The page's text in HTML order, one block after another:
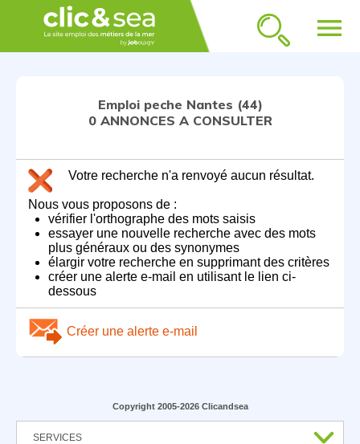
menu
Emploi peche Nantes (44)
0 ANNONCES A CONSULTER
Votre recherche n'a renvoyé aucun résultat.
Nous vous proposons de :
vérifier l'orthographe des mots saisis
essayer une nouvelle recherche avec des mots
plus généraux ou des synonymes
élargir votre recherche en supprimant des critères
créer une alerte e-mail en utilisant le lien ci-
dessous
Créer une alerte e-mail
Copyright 2005-2026 Clicandsea
SERVICES